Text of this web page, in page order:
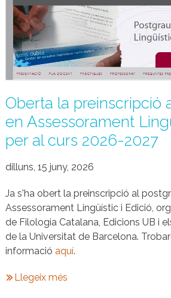
Oberta la preinscripció
en Assessorament
per al curs 2026-2027
dilluns, 15 juny, 2026
Ja s'ha obert la preinscripció al
Assessorament Lingüístic i Edició,
de Filologia Catalana, Edicions UB i
de la Universitat de Barcelona.
informació aquí.
Llegeix més